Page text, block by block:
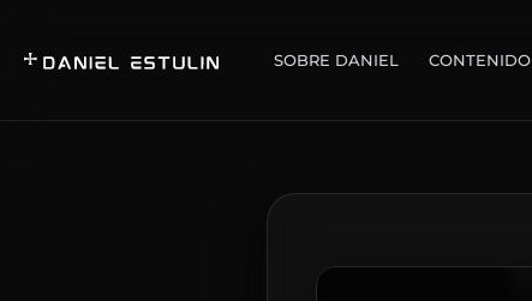
SOBRE DANIEL CONTENIDO